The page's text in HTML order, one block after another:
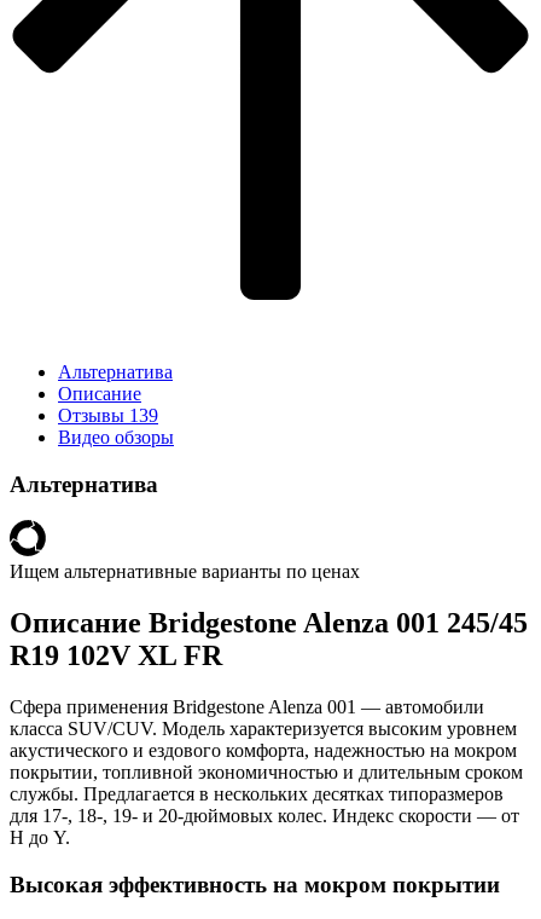
Альтернатива
Описание
Отзывы 139
Видео обзоры
Альтернатива
Ищем альтернативные варианты по ценах
Описание Bridgestone Alenza 001 245/45
R19 102V XL FR
Сфера применения Bridgestone Alenza 001 — автомобили
класса SUV/CUV. Модель характеризуется высоким уровнем
акустического и ездового комфорта, надежностью на мокром
покрытии, топливной экономичностью и длительным сроком
службы. Предлагается в нескольких десятках типоразмеров
для 17-, 18-, 19- и 20-дюймовых колес. Индекс скорости — от
H до Y.
Высокая эффективность на мокром покрытии